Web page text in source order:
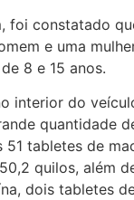
foi constatado
e uma
8 e 15 anos.
interior do
quantidade
51 tabletes de
quilos, além
dois tabletes